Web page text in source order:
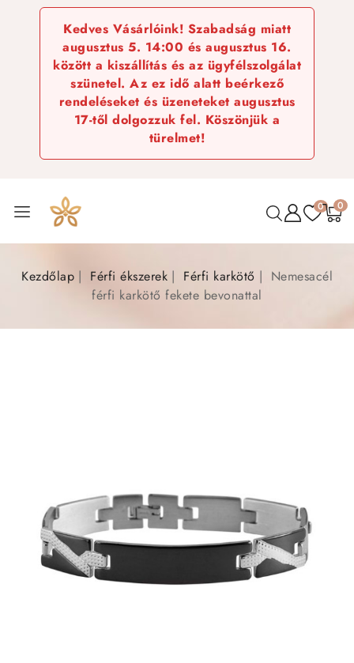
Kedves Vásárlóink! Szabadság miatt
augusztus 5. 14:00 és augusztus 16.
között a kiszállítás és az ügyfélszolgálat
szünetel. Az ez idő alatt beérkező
rendeléseket és üzeneteket augusztus
17-től dolgozzuk fel. Köszönjük a
türelmet!
0 0
Kezdőlap Férfi ékszerek Férfi karkötő
Nemesacél
férfi karkötő fekete bevonattal